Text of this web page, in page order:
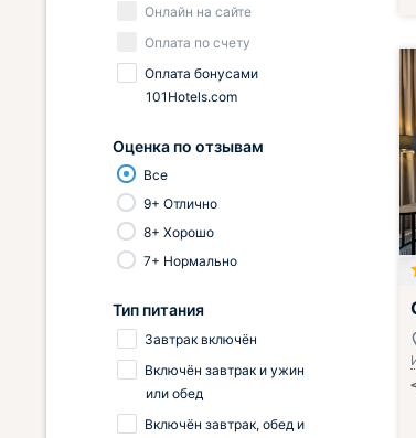
Онлайн на сайте
Оплата по счету
Оплата бонусами
101Hotels.com
Оценка по отзывам
Все
9+ Отлично
8+ Хорошо
7+ Нормально
Тип питания
Завтрак включён
Включён завтрак и ужин
или обед
Включён завтрак, обед и